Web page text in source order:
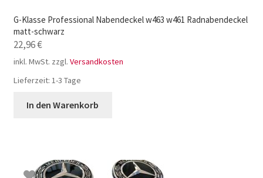
G-Klasse Professional Nabendeckel w463 w461 Radnabendeckel
matt-schwarz
22,96€
inkl. MwSt. zzgl. Versandkosten
Lieferzeit: 1-3 Tage
In den Warenkorb